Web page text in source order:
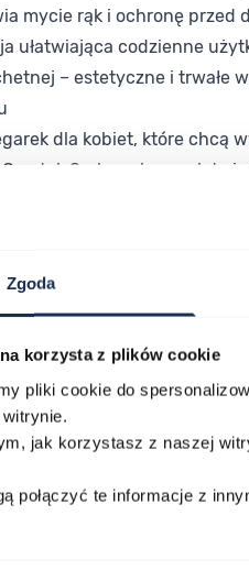
Zgoda
korzysta z plików cookie
pliki cookie do
jak korzystasz z naszej
połączyć te informacje z
mycie rąk i ochronę przed
ułatwiająca codzienne
– estetyczne i trwałe
dla kobiet, które
Srebrna bransoleta
klasyczną elegancję
charakteru – każdego dnia.
za pomocą klawisza